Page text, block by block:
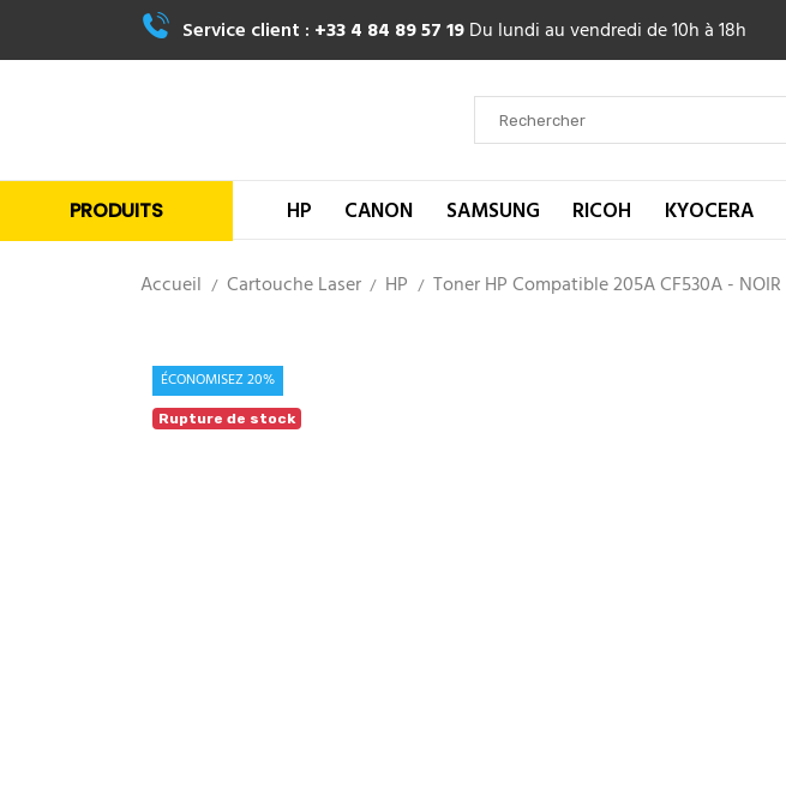
Service client : +33 4 84 89 57 19Du lundi au vendredi de 10h à 18h
PRODUITS HP CANON SAMSUNG RICOH KYOCERA
Accueil Cartouche Laser HP Toner HP Compatible 205A CF530A - NOIR
ÉCONOMISEZ 20%
Rupture de stock